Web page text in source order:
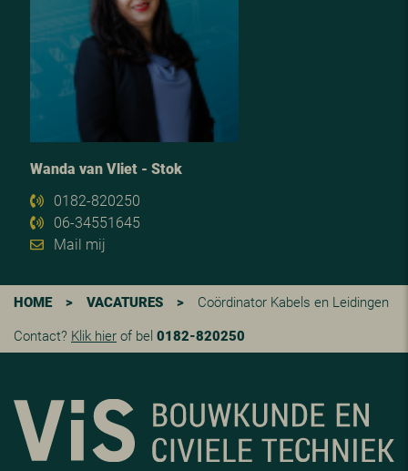
Wanda van Vliet - Stok
0182-820250
06-34551645
Mail mij
HOME > VACATURES >
Coördinator Kabels en Leidingen
Contact? Klik hier of bel 0182-820250